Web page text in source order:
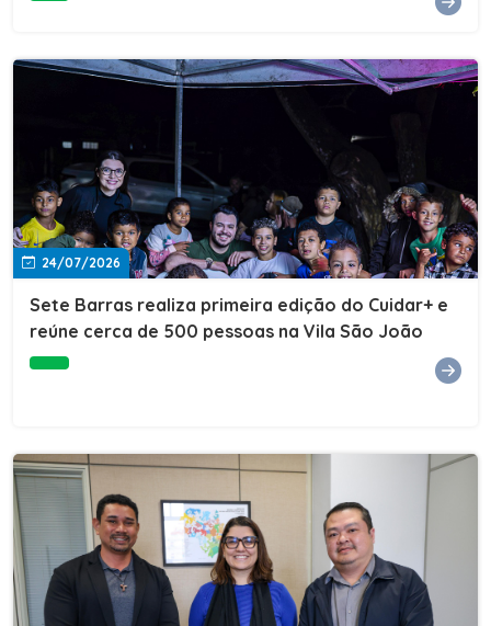
24/07/2026
Sete Barras realiza primeira edição do Cuidar+ e
reúne cerca de 500 pessoas na Vila São João